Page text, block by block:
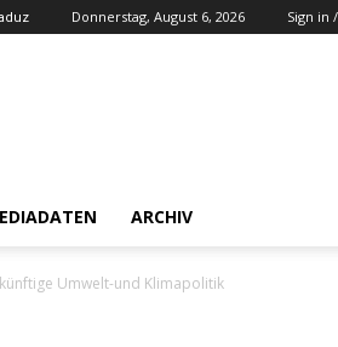
Donnerstag, August 6, 2026 Sign in
ARCHIV
Umwelt-und Klimapolitik